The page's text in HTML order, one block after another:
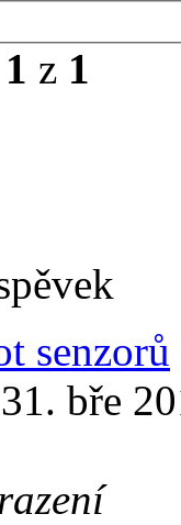
1 z 1
senzorů
bře